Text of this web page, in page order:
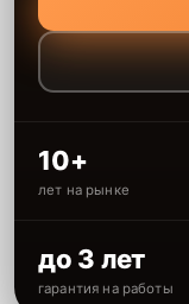
10+
лет на рынке
до 3 лет
гарантия на работы